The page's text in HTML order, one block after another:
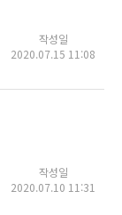
작성일
2020.07.15 11:08
작성일
2020.07.10 11:31